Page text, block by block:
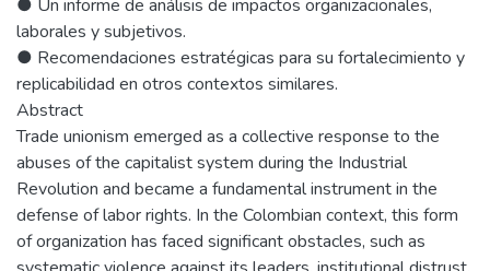
● Un informe de análisis de impactos organizacionales,
laborales y subjetivos.
● Recomendaciones estratégicas para su fortalecimiento y
replicabilidad en otros contextos similares.
Abstract
Trade unionism emerged as a collective response to the
abuses of the capitalist system during the Industrial
Revolution and became a fundamental instrument in the
defense of labor rights. In the Colombian context, this form
of organization has faced significant obstacles, such as